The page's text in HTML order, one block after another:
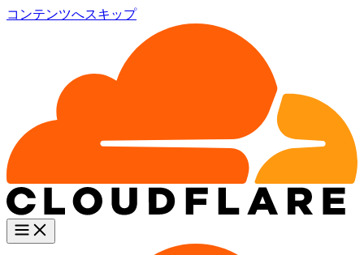
コンテンツへスキップ